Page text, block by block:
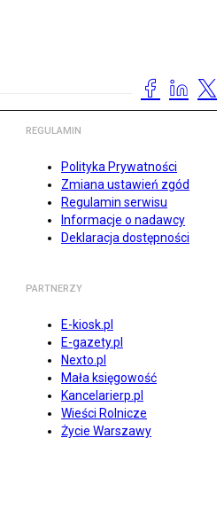
REGULAMIN
Polityka Prywatności
Zmiana ustawień zgód
Regulamin serwisu
Informacje o nadawcy
Deklaracja dostępności
PARTNERZY
E-kiosk.pl
E-gazety.pl
Nexto.pl
Mała księgowość
Kancelarierp.pl
Wieści Rolnicze
Życie Warszawy